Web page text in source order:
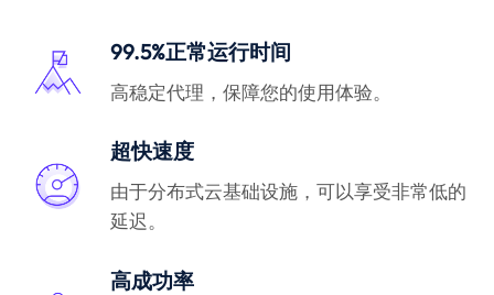
99.5%正常运行时间
高稳定代理，保障您的使用体验。
超快速度
由于分布式云基础设施，可以享受非常低的
延迟。
高成功率